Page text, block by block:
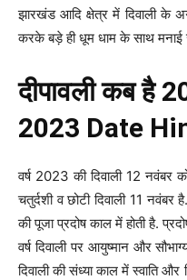
झारखंड आदि क्षेत्र में दिवाली के
करके बड़े ही धूम धाम के साथ मनाई
दीपावली कब है
2023 Date
वर्ष 2023 की दिवाली 12
चतुर्दशी व छोटी दिवाली 11 नवंबर
की पूजा प्रदोष काल में होती है.
वर्ष दिवाली पर आयुष्मान और
दिवाली की संध्या काल में स्वाति